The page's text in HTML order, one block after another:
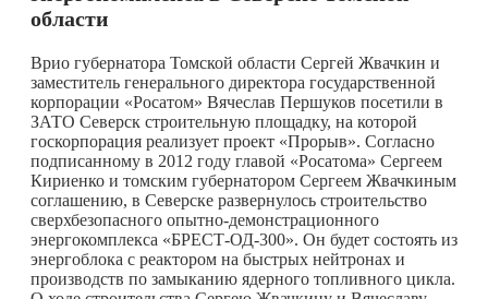
области
Врио губернатора Томской области Сергей Жвачкин и
заместитель генерального директора государственной
корпорации «Росатом» Вячеслав Першуков посетили в
ЗАТО Северск строительную площадку, на которой
госкорпорация реализует проект «Прорыв». Согласно
подписанному в 2012 году главой «Росатома» Сергеем
Кириенко и томским губернатором Сергеем Жвачкиным
соглашению, в Северске развернулось строительство
сверхбезопасного опытно-демонстрационного
энергокомплекса «БРЕСТ-ОД-300». Он будет состоять из
энергоблока с реактором на быстрых нейтронах и
производств по замыканию ядерного топливного цикла.